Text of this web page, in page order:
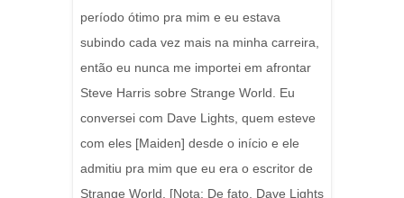
período ótimo pra mim e eu estava
subindo cada vez mais na minha carreira,
então eu nunca me importei em afrontar
Steve Harris sobre Strange World. Eu
conversei com Dave Lights, quem esteve
com eles [Maiden] desde o início e ele
admitiu pra mim que eu era o escritor de
Strange World. [Nota: De fato, Dave Lights